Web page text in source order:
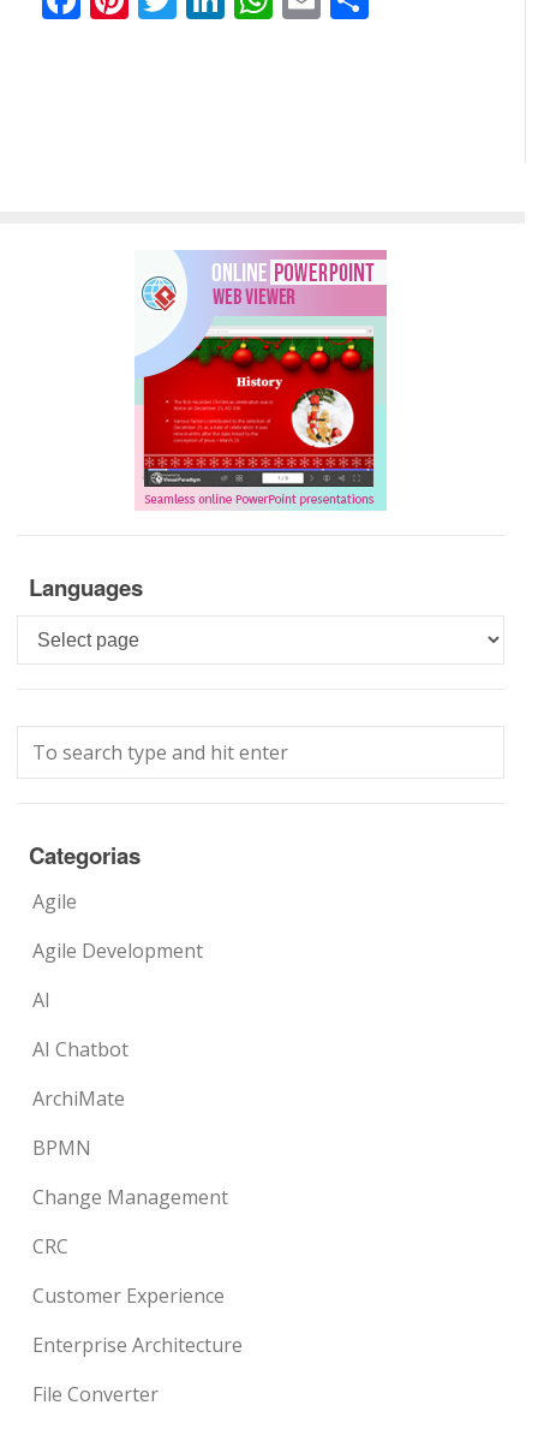
Languages
Languages
Categorias
Agile
Agile Development
AI
AI Chatbot
ArchiMate
BPMN
Change Management
CRC
Customer Experience
Enterprise Architecture
File Converter